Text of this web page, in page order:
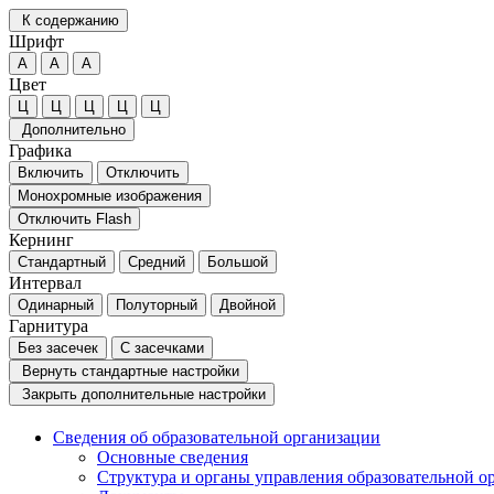
К содержанию
Шрифт
А А А
Цвет
Ц Ц Ц Ц
Ц
Дополнительно
Графика
Включить
Отключить
Монохромные изображения
Отключить Flash
Кернинг
Стандартный Средний Большой
Интервал
Одинарный Полуторный Двойной
Гарнитура
Без засечек
С засечками
Вернуть стандартные настройки
Закрыть дополнительные настройки
Сведения об образовательной организации
Основные сведения
Структура и органы управления образовательной